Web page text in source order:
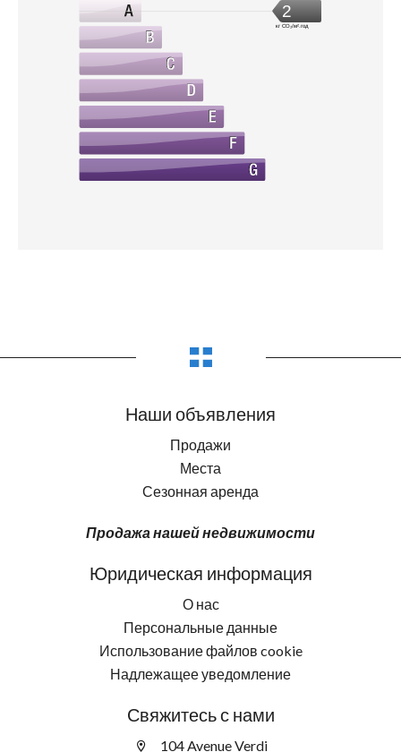
2
кг CO₂/м².год
Наши объявления
Продажи
Места
Сезонная аренда
Продажа нашей недвижимости
Юридическая информация
О нас
Персональные данные
Использование файлов cookie
Надлежащее уведомление
Свяжитесь с нами
104 Avenue Verdi